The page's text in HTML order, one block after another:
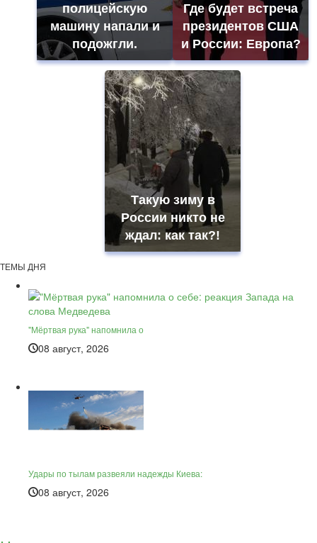
полицейскую
машину напали и
подожгли.
Где будет встреча
президентов США
и России: Европа?
Такую зиму в
России никто не
ждал: как так?!
ТЕМЫ ДНЯ
"Мёртвая рука" напомнила о
08 август, 2026
Удары по тылам развеяли надежды Киева:
08 август, 2026